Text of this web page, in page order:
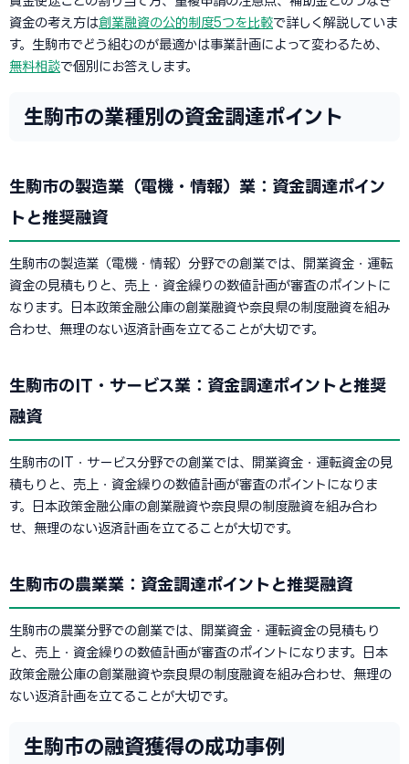
資金の考え方は創業融資の公的制度5つを比較で詳しく解説していま
す。生駒市でどう組むのが最適かは事業計画によって変わるため、
無料相談で個別にお答えします。
生駒市の業種別の資金調達ポイント
生駒市の製造業（電機・情報）業：資金調達ポイン
トと推奨融資
生駒市の製造業（電機・情報）分野での創業では、開業資金・運転
資金の見積もりと、売上・資金繰りの数値計画が審査のポイントに
なります。日本政策金融公庫の創業融資や奈良県の制度融資を組み
合わせ、無理のない返済計画を立てることが大切です。
生駒市のIT・サービス業：資金調達ポイントと推奨
融資
生駒市のIT・サービス分野での創業では、開業資金・運転資金の見
積もりと、売上・資金繰りの数値計画が審査のポイントになりま
す。日本政策金融公庫の創業融資や奈良県の制度融資を組み合わ
せ、無理のない返済計画を立てることが大切です。
生駒市の農業業：資金調達ポイントと推奨融資
生駒市の農業分野での創業では、開業資金・運転資金の見積もり
と、売上・資金繰りの数値計画が審査のポイントになります。日本
政策金融公庫の創業融資や奈良県の制度融資を組み合わせ、無理の
ない返済計画を立てることが大切です。
生駒市の融資獲得の成功事例